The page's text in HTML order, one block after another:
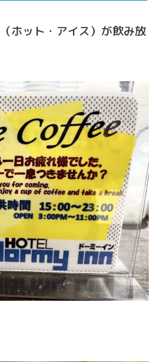
ホット・アイス）が飲み放